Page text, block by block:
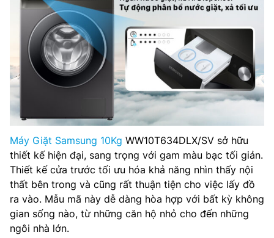
Máy Giặt Samsung 10Kg WW10T634DLX/SV sở hữu
thiết kế hiện đại, sang trọng với gam màu bạc tối giản.
Thiết kế cửa trước tối ưu hóa khả năng nhìn thấy nội
thất bên trong và cũng rất thuận tiện cho việc lấy đồ
ra vào. Mẫu mã này dễ dàng hòa hợp với bất kỳ không
gian sống nào, từ những căn hộ nhỏ cho đến những
ngôi nhà lớn.